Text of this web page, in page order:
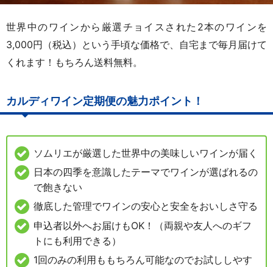
世界中のワインから厳選チョイスされた2本のワインを
3,000円（税込）という手頃な価格で、自宅まで毎月届けて
くれます！もちろん送料無料。
カルディワイン定期便の魅力ポイント！
ソムリエが厳選した世界中の美味しいワインが届く
日本の四季を意識したテーマでワインが選ばれるの
で飽きない
徹底した管理でワインの安心と安全をおいしさ守る
申込者以外へお届けもOK！（両親や友人へのギフ
トにも利用できる）
1回のみの利用ももちろん可能なのでお試ししやす